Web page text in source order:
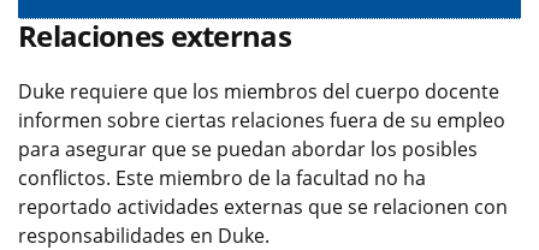
Relaciones externas
Duke requiere que los miembros del cuerpo docente
informen sobre ciertas relaciones fuera de su empleo
para asegurar que se puedan abordar los posibles
conflictos. Este miembro de la facultad no ha
reportado actividades externas que se relacionen con
responsabilidades en Duke.